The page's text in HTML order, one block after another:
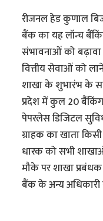
रीजनल हेड कुणाल
बैंक का यह लॉन्च
संभावनाओं को
वित्तीय सेवाओं को
शाखा के शुभारंभ के
प्रदेश में कुल 20
पेपरलेस डिजिटल
ग्राहक का खाता
धारक को सभी
मौके पर शाखा
बैंक के अन्य अधिकारी